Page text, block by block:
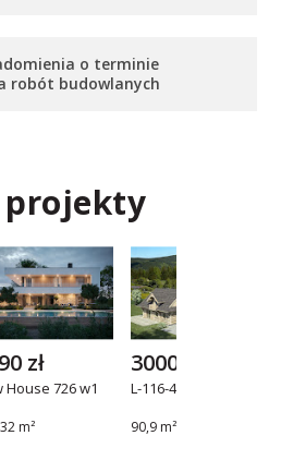
o terminie
robót budowlanych
projekty
House 726 w1
m²
zł
L-116-4
90,9 m²
3000 zł